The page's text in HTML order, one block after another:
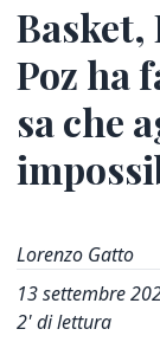
Basket,
Poz ha
sa che
Lorenzo Gatto
13 settembre
2' di lettura